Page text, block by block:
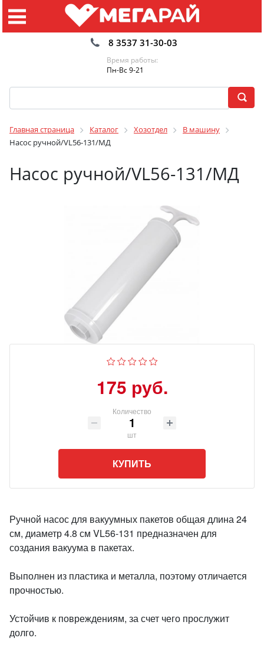
8 3537 31-30-03
Время работы:
Пн-Вс 9-21
Главная страница Каталог Хозотдел
В машину
Насос ручной/VL56-131/МД
Насос ручной/VL56-131/МД
175 руб.
Количество
шт
КУПИТЬ
Ручной насос для вакуумных пакетов общая длина 24
см, диаметр 4.8 см VL56-131 предназначен для
создания вакуума в пакетах.
Выполнен из пластика и металла, поэтому отличается
прочностью.
Устойчив к повреждениям, за счет чего прослужит
долго.